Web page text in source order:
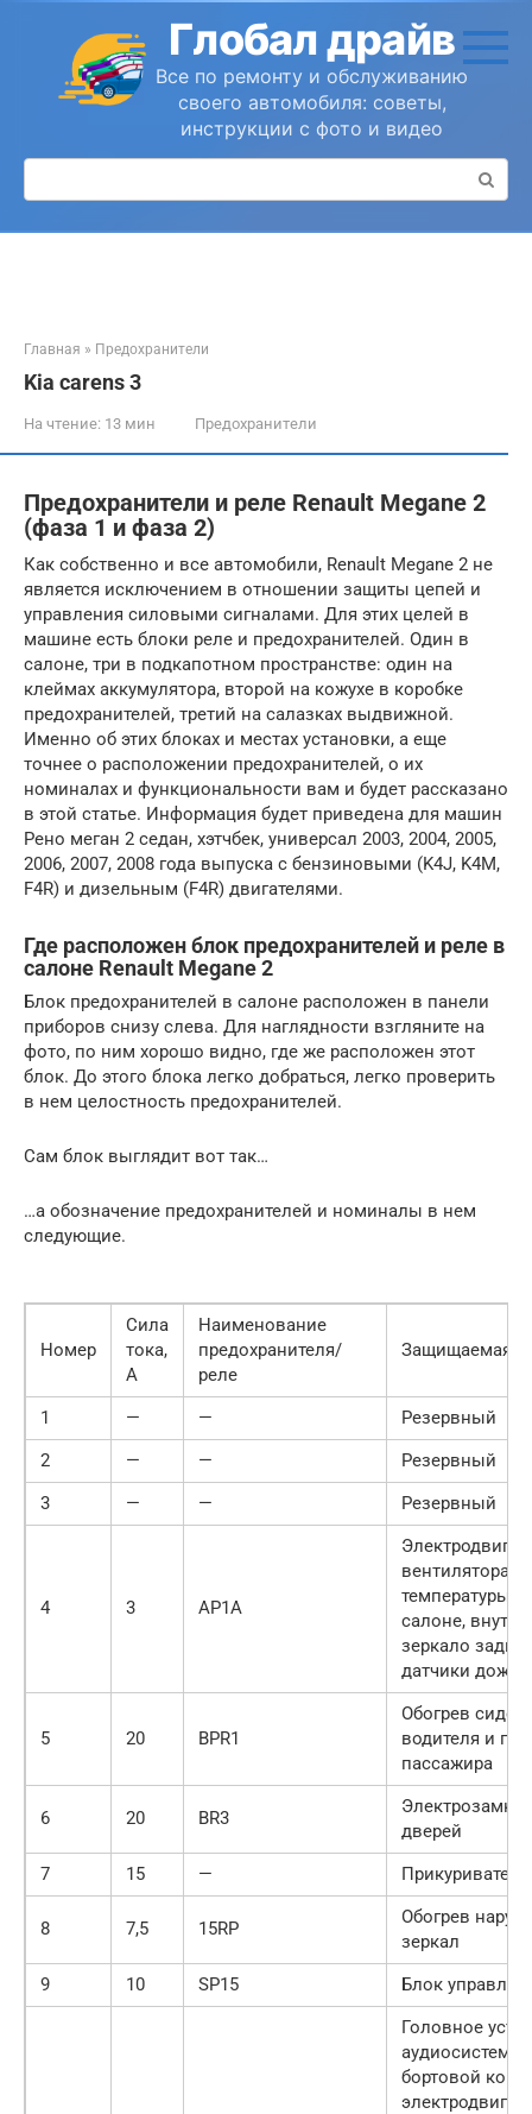
контенту
Глобал драйв
Все по ремонту и обслуживанию
своего автомобиля: советы,
инструкции с фото и видео
Поиск:
Главная » Предохранители
Kia carens 3
На чтение: 13 мин Предохранители
Предохранители и реле Renault Megane 2
(фаза 1 и фаза 2)
Как собственно и все автомобили, Renault Megane 2 не
является исключением в отношении защиты цепей и
управления силовыми сигналами. Для этих целей в
машине есть блоки реле и предохранителей. Один в
салоне, три в подкапотном пространстве: один на
клеймах аккумулятора, второй на кожухе в коробке
предохранителей, третий на салазках выдвижной.
Именно об этих блоках и местах установки, а еще
точнее о расположении предохранителей, о их
номиналах и функциональности вам и будет рассказано
в этой статье. Информация будет приведена для машин
Рено меган 2 седан, хэтчбек, универсал 2003, 2004, 2005,
2006, 2007, 2008 года выпуска с бензиновыми (K4J, K4M,
F4R) и дизельным (F4R) двигателями.
Где расположен блок предохранителей и реле в
салоне Renault Megane 2
Блок предохранителей в салоне расположен в панели
приборов снизу слева. Для наглядности взгляните на
фото, по ним хорошо видно, где же расположен этот
блок. До этого блока легко добраться, легко проверить
в нем целостность предохранителей.
Сам блок выглядит вот так…
…а обозначение предохранителей и номиналы в нем
следующие.
Номер
Сила
тока,
А
Наименование
предохранителя/
реле
Защищаемая
1 — —
Резервный
2
— —
Резервный
3
— — Резервный
4 3 АР1А
вентилятора и
температуры
салоне,
зеркало
датчики дождя
5 20 BPR1
Обогрев
водителя и
пассажира
6 20 BR3
Электрозамки
дверей
7
15 — Прикуриватель
8 7,5 15RP
Обогрев
зеркал
9
10 SP15 Блок
Головное
аудиосистемы,
бортовой